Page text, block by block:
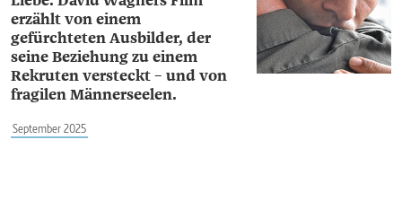
erzählt von einem
gefürchteten Ausbilder, der
seine Beziehung zu einem
Rekruten versteckt – und von
fragilen Männerseelen.
September 2025